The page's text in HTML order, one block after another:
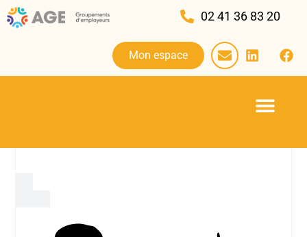
02 41 36 83 20
Mon espace